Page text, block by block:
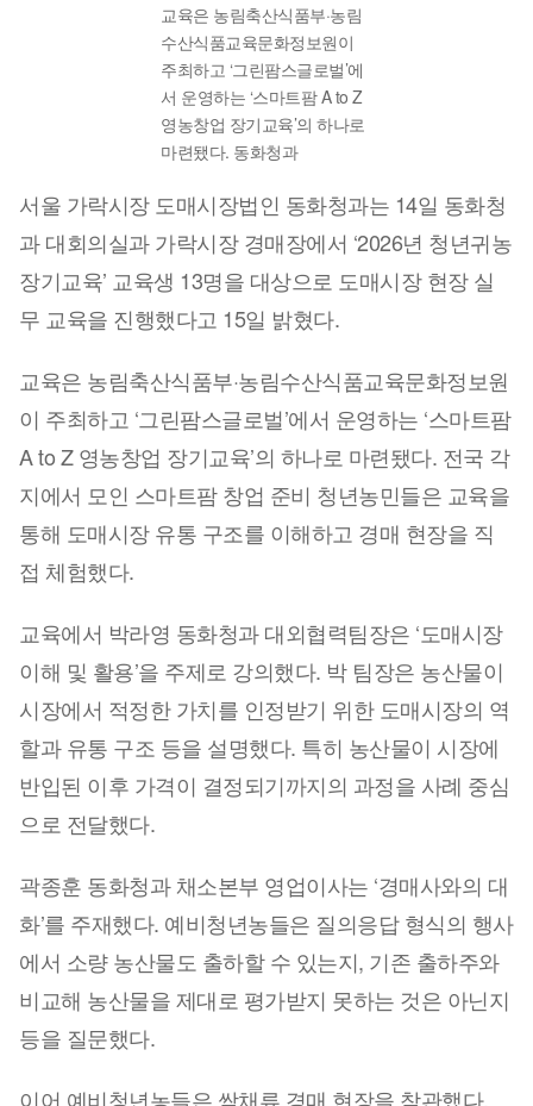
교육은 농림축산식품부·농림
수산식품교육문화정보원이
주최하고 ‘그린팜스글로벌’에
서 운영하는 ‘스마트팜 A to Z
영농창업 장기교육’의 하나로
마련됐다. 동화청과
서울 가락시장 도매시장법인 동화청과는 14일 동화청
과 대회의실과 가락시장 경매장에서 ‘2026년 청년귀농
장기교육’ 교육생 13명을 대상으로 도매시장 현장 실
무 교육을 진행했다고 15일 밝혔다.
교육은 농림축산식품부·농림수산식품교육문화정보원
이 주최하고 ‘그린팜스글로벌’에서 운영하는 ‘스마트팜
A to Z 영농창업 장기교육’의 하나로 마련됐다. 전국 각
지에서 모인 스마트팜 창업 준비 청년농민들은 교육을
통해 도매시장 유통 구조를 이해하고 경매 현장을 직
접 체험했다.
교육에서 박라영 동화청과 대외협력팀장은 ‘도매시장
이해 및 활용’을 주제로 강의했다. 박 팀장은 농산물이
시장에서 적정한 가치를 인정받기 위한 도매시장의 역
할과 유통 구조 등을 설명했다. 특히 농산물이 시장에
반입된 이후 가격이 결정되기까지의 과정을 사례 중심
으로 전달했다.
곽종훈 동화청과 채소본부 영업이사는 ‘경매사와의 대
화’를 주재했다. 예비청년농들은 질의응답 형식의 행사
에서 소량 농산물도 출하할 수 있는지, 기존 출하주와
비교해 농산물을 제대로 평가받지 못하는 것은 아닌지
등을 질문했다.
이어 예비청년농들은 쌈채류 경매 현장을 참관했다.